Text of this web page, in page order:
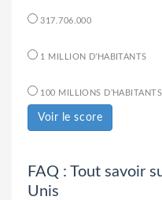
317.706.000
1 MILLION D’HABITANTS
100 MILLIONS D’HABITANTS
Voir le score
FAQ : Tout savoir
Unis